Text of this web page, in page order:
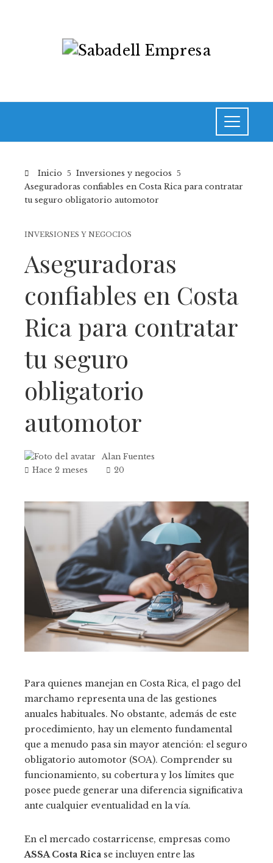
Inicio
Inversiones y negocios
Aseguradoras confiables en Costa Rica para contratar
tu seguro obligatorio automotor
INVERSIONES Y NEGOCIOS
Aseguradoras
confiables en Costa
Rica para contratar
tu seguro
obligatorio
automotor
Alan Fuentes
Hace 2 meses
20
Para quienes manejan en Costa Rica, el pago del
marchamo representa una de las gestiones
anuales habituales. No obstante, además de este
procedimiento, hay un elemento fundamental
que a menudo pasa sin mayor atención: el seguro
obligatorio automotor (SOA). Comprender su
funcionamiento, su cobertura y los límites que
posee puede generar una diferencia significativa
ante cualquier eventualidad en la vía.
En el mercado costarricense, empresas como
ASSA Costa Rica se incluyen entre las